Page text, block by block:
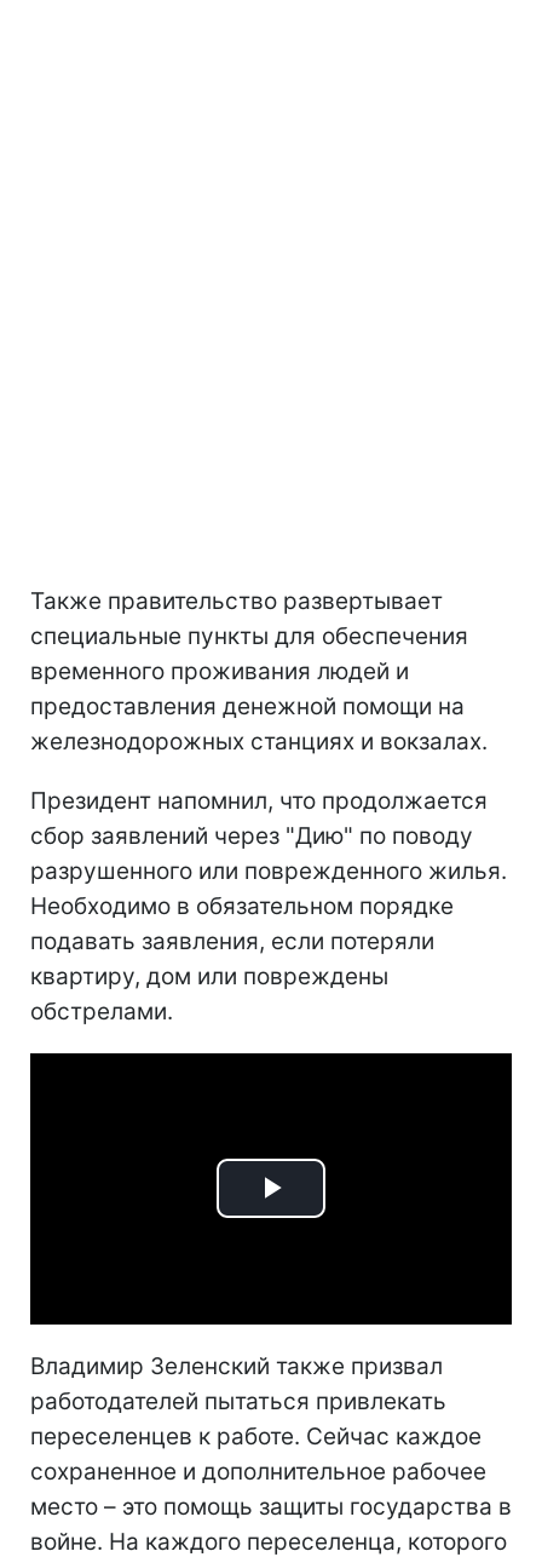
Также правительство развертывает
специальные пункты для обеспечения
временного проживания людей и
предоставления денежной помощи на
железнодорожных станциях и вокзалах.
Президент напомнил, что продолжается
сбор заявлений через "Дию" по поводу
разрушенного или поврежденного жилья.
Необходимо в обязательном порядке
подавать заявления, если потеряли
квартиру, дом или повреждены
обстрелами.
Play
Владимир Зеленский также призвал
работодателей пытаться привлекать
переселенцев к работе. Сейчас каждое
сохраненное и дополнительное рабочее
место – это помощь защиты государства в
войне. На каждого переселенца, которого